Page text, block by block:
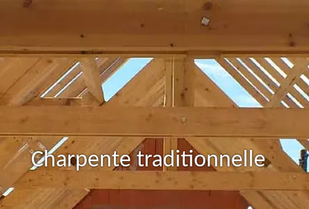
Charpente traditionnelle